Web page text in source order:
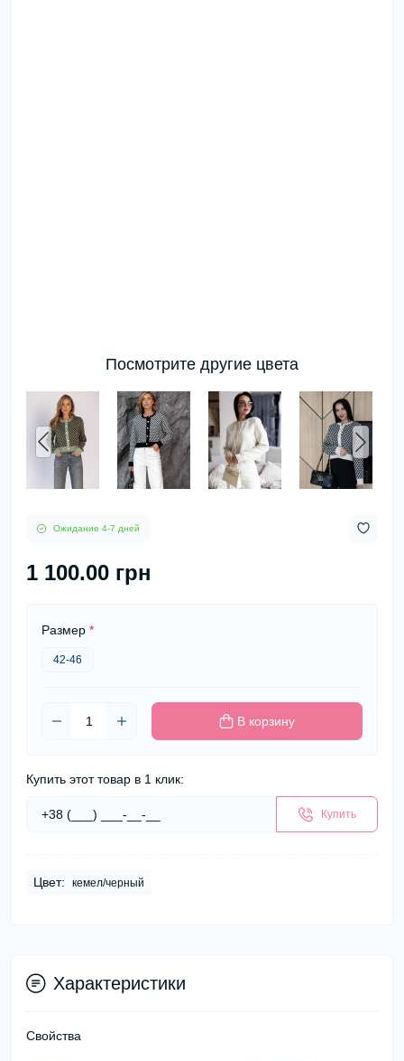
Посмотрите другие цвета
Ожидание 4-7 дней
1 100.00 грн
Размер *
42-46
В корзину
Купить этот товар в 1 клик:
Купить
Цвет: кемел/черный
Характеристики
Свойства